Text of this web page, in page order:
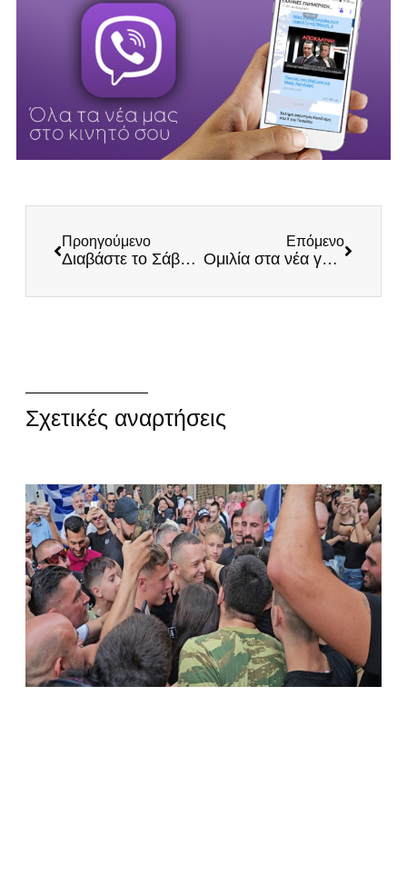
Προηγούμενο
Διαβάστε το Σάββατο στη στήλη του Ηλία Κασιδιάρη στα περίπτερα όλης της Ελλάδας
Επόμενο
Ομιλία στα νέα γραφεία των ΕΛΛΗΝΩΝ στη Θεσσαλονίκη
Σχετικές αναρτήσεις